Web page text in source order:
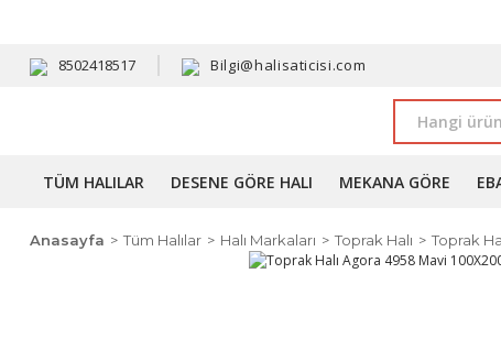
8502418517 Bilgi@halisaticisi.com
TÜM HALILAR DESENE GÖRE HALI MEKANA GÖRE
Anasayfa Tüm Halılar Halı Markaları Toprak Halı Toprak